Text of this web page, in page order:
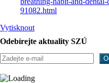
91082.html
Vytisknout
Odebírejte aktuality SZÚ